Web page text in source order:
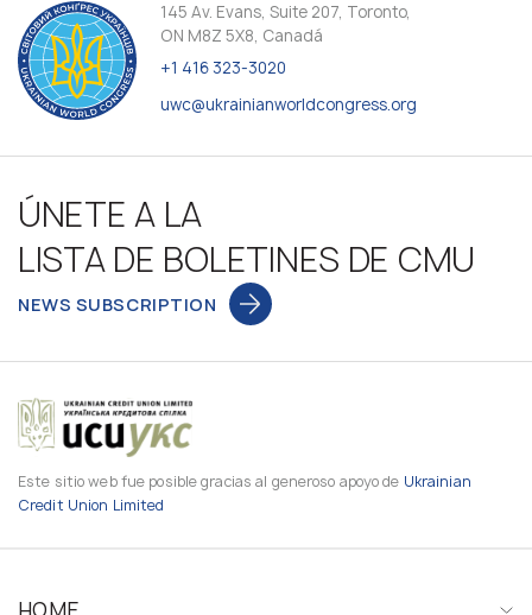
145 Av. Evans, Suite 207, Toronto,
ON M8Z 5X8, Canadá
+1 416 323-3020
uwc@ukrainianworldcongress.org
ÚNETE A LA
LISTA DE BOLETINES DE CMU
NEWS SUBSCRIPTION
Este sitio web fue posible gracias al generoso apoyo de Ukrainian
Credit Union Limited